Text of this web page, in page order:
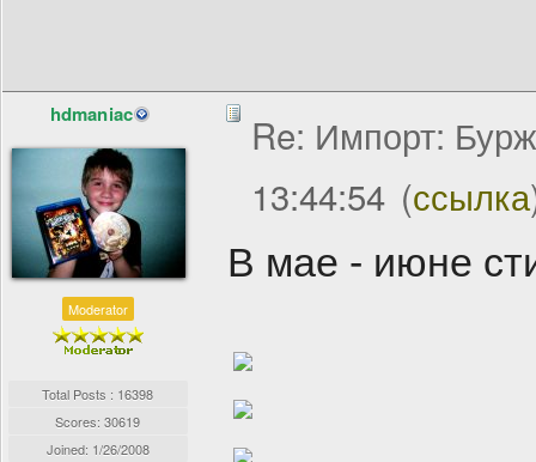
hdmaniac
Moderator
Total Posts : 16398
Scores: 30619
Joined: 1/26/2008
Re: Импорт:
13:44:54 (ссылка
В мае - июне